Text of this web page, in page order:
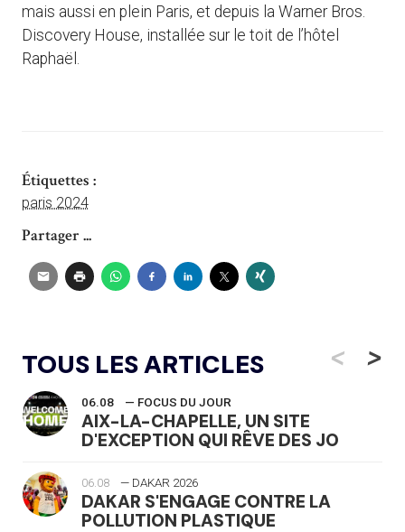
mais aussi en plein Paris, et depuis la Warner Bros.
Discovery House, installée sur le toit de l’hôtel
Raphaël.
Étiquettes :
paris 2024
Partager ...
TOUS LES ARTICLES <
06.08 — FOCUS DU JOUR
AIX-LA-CHAPELLE, UN SITE
D'EXCEPTION QUI RÊVE DES JO
06.08 — DAKAR 2026
DAKAR S'ENGAGE CONTRE LA
POLLUTION PLASTIQUE
>